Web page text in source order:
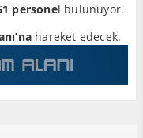
personel bulunuyor.
hareket edecek.